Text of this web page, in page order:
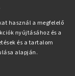
használ a megfelelő
nyújtásához és a
és a tartalom
alapján.